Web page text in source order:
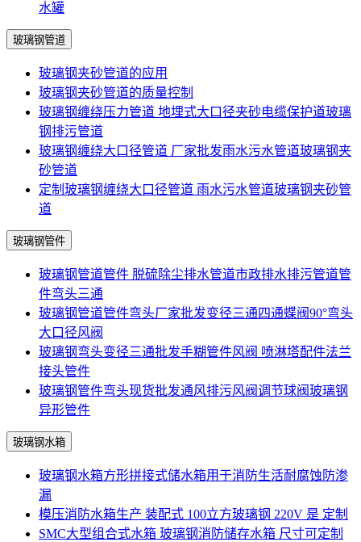
水罐
玻璃钢管道
玻璃钢夹砂管道的应用
玻璃钢夹砂管道的质量控制
玻璃钢缠绕压力管道 地埋式大口径夹砂电缆保护道玻璃
钢排污管道
玻璃钢缠绕大口径管道 厂家批发雨水污水管道玻璃钢夹
砂管道
定制玻璃钢缠绕大口径管道 雨水污水管道玻璃钢夹砂管
道
玻璃钢管件
玻璃钢管道管件 脱硫除尘排水管道市政排水排污管道管
件弯头三通
玻璃钢管道管件弯头厂家批发变径三通四通蝶阀90°弯头
大口径风阀
玻璃钢弯头变径三通批发手糊管件风阀 喷淋塔配件法兰
接头管件
玻璃钢管件弯头现货批发通风排污风阀调节球阀玻璃钢
异形管件
玻璃钢水箱
玻璃钢水箱方形拼接式储水箱用于消防生活耐腐蚀防渗
漏
模压消防水箱生产 装配式 100立方玻璃钢 220V 是 定制
SMC大型组合式水箱 玻璃钢消防储存水箱 尺寸可定制